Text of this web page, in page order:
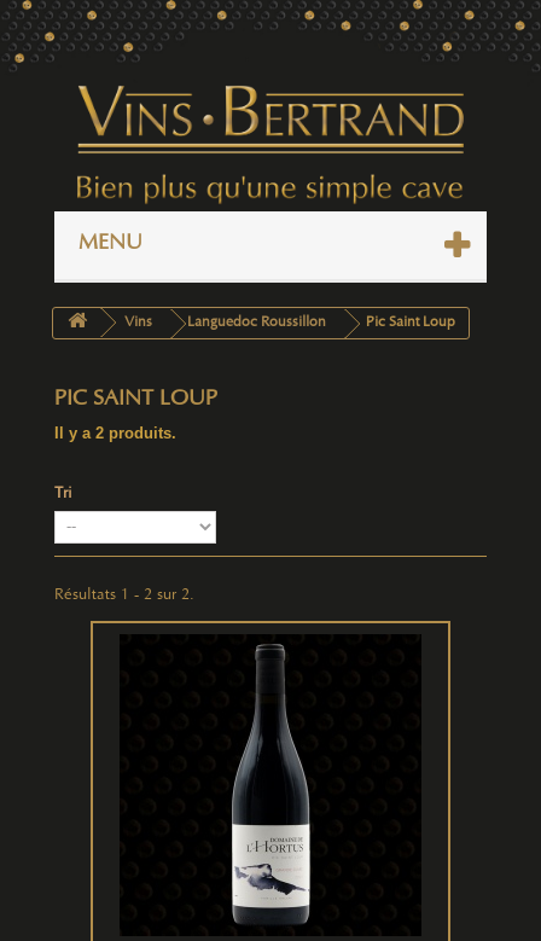
MENU
Vins Languedoc Roussillon Pic Saint Loup
PIC SAINT LOUP
Il y a 2 produits.
Tri
Résultats 1 - 2 sur 2.